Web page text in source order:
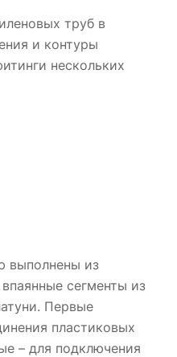
труб в
и контуры
нескольких
выполнены из
сегменты из
Первые
пластиковых
– для подключения